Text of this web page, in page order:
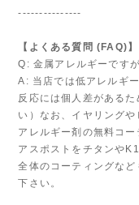
---------------
【よくある質問 (FAQ)】
Q: 金属アレルギーです
A: 当店では低アレルギ
反応には個人差がある
い）なお、イヤリング
アレルギー剤の無料コ
アスポストをチタンや
全体のコーティングな
下さい。